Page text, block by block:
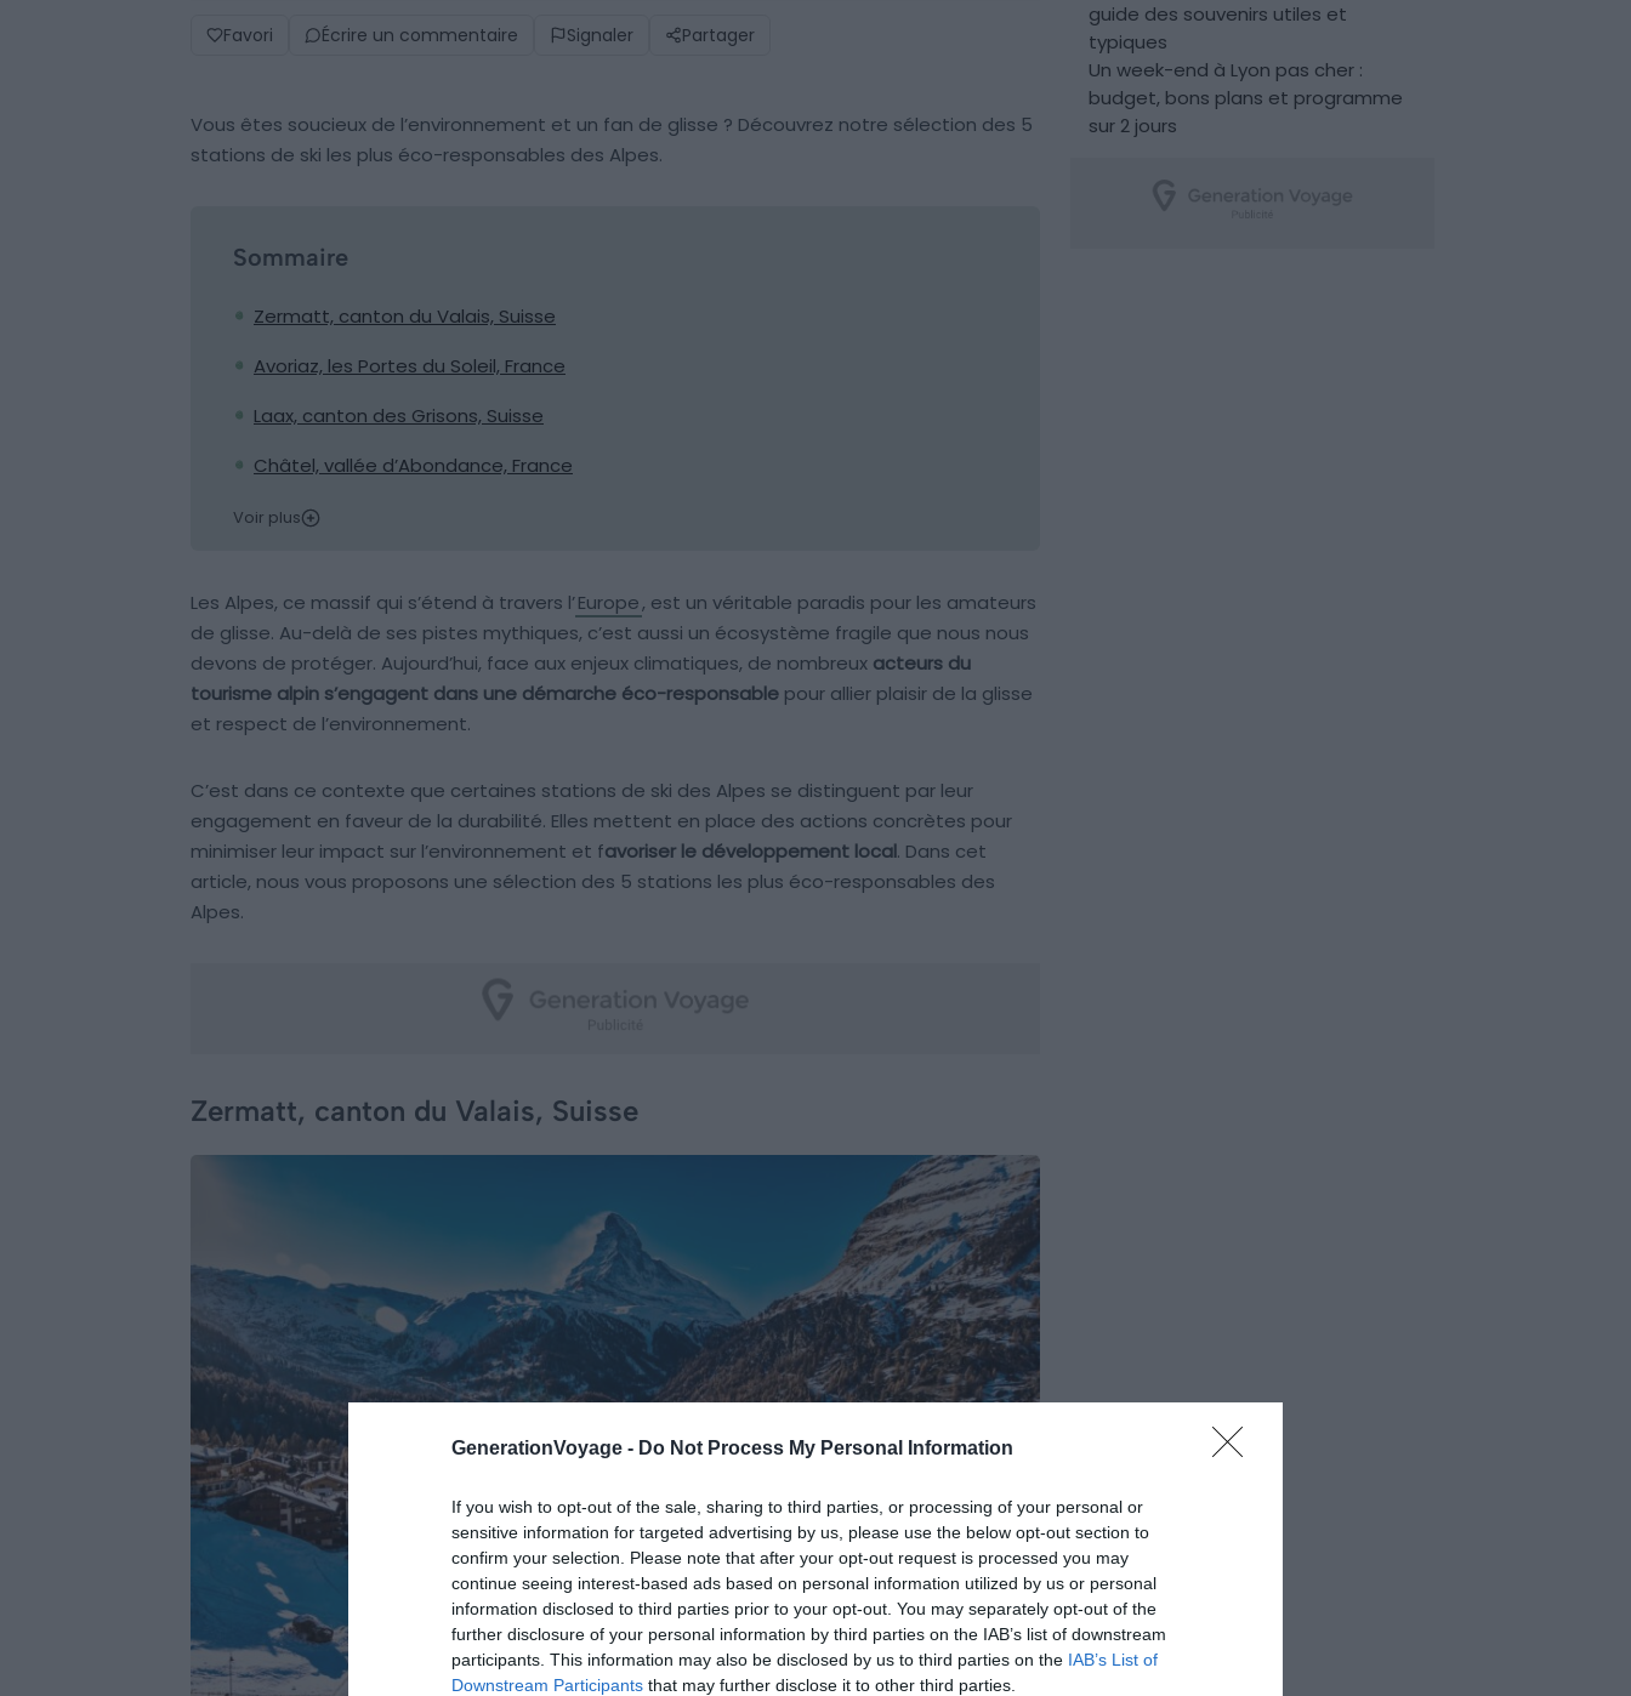
GenerationVoyage - Do Not Process My Personal Information
If you wish to opt-out of the sale, sharing to third parties, or processing of your personal or
sensitive information for targeted advertising by us, please use the below opt-out section to
confirm your selection. Please note that after your opt-out request is processed you may
continue seeing interest-based ads based on personal information utilized by us or personal
information disclosed to third parties prior to your opt-out. You may separately opt-out of the
further disclosure of your personal information by third parties on the IAB’s list of downstream
participants. This information may also be disclosed by us to third parties on the IAB’s List of
Downstream Participants that may further disclose it to other third parties.
Favori Écrire un commentaire Signaler Partager
Vous êtes soucieux de l’environnement et un fan de glisse ? Découvrez notre sélection des 5
stations de ski les plus éco-responsables des Alpes.
Sommaire
Zermatt, canton du Valais, Suisse
Avoriaz, les Portes du Soleil, France
Laax, canton des Grisons, Suisse
Châtel, vallée d’Abondance, France
Voir plus
Les Alpes, ce massif qui s’étend à travers l’Europe, est un véritable paradis pour les amateurs
de glisse. Au-delà de ses pistes mythiques, c’est aussi un écosystème fragile que nous nous
devons de protéger. Aujourd’hui, face aux enjeux climatiques, de nombreux acteurs du
tourisme alpin s’engagent dans une démarche éco-responsable pour allier plaisir de la glisse
et respect de l’environnement.
C’est dans ce contexte que certaines stations de ski des Alpes se distinguent par leur
engagement en faveur de la durabilité. Elles mettent en place des actions concrètes pour
minimiser leur impact sur l’environnement et favoriser le développement local. Dans cet
article, nous vous proposons une sélection des 5 stations les plus éco-responsables des
Alpes.
Zermatt, canton du Valais, Suisse
guide des souvenirs utiles et
typiques
Un week-end à Lyon pas cher :
budget, bons plans et programme
sur 2 jours